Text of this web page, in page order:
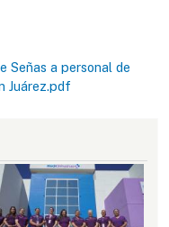
Señas a personal de
Juárez.pdf